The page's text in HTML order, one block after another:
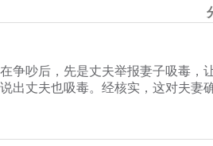
吵后，先是丈夫举报妻子吸毒，
出丈夫也吸毒。经核实，这对夫妻